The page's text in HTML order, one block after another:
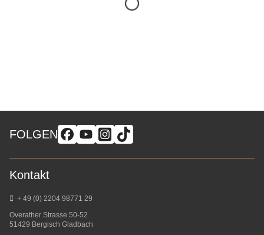
FOLGEN
Kontakt
+ 49 (0) 2204 98771 29
Overather Strasse 50-52
51429 Bergisch Gladbach